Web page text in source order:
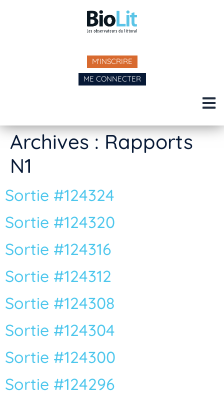
M'INSCRIRE
ME CONNECTER
Archives : Rapports
N1
Sortie #124324
Sortie #124320
Sortie #124316
Sortie #124312
Sortie #124308
Sortie #124304
Sortie #124300
Sortie #124296